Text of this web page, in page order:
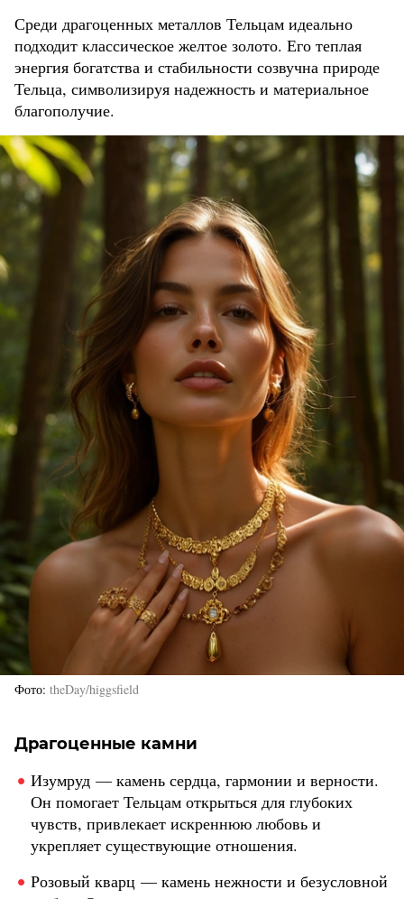
Среди драгоценных металлов Тельцам идеально
подходит классическое желтое золото. Его теплая
энергия богатства и стабильности созвучна природе
Тельца, символизируя надежность и материальное
благополучие.
Фото theDay/higgsfield
Драгоценные камни
Изумруд — камень сердца, гармонии и верности.
Он помогает Тельцам открыться для глубоких
чувств, привлекает искреннюю любовь и
укрепляет существующие отношения.
Розовый кварц — камень нежности и безусловной